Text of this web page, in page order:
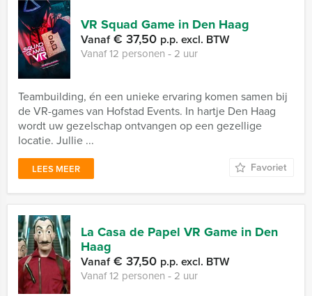
VR Squad Game in Den Haag
Vanaf€ 37,50 p.p. excl. BTW
Vanaf 12 personen ‐ 2 uur
Teambuilding, én een unieke ervaring komen samen bij
de VR-games van Hofstad Events. In hartje Den Haag
wordt uw gezelschap ontvangen op een gezellige
locatie. Jullie ...
LEES MEER Favoriet
La Casa de Papel VR Game in Den
Haag
Vanaf€ 37,50 p.p. excl. BTW
Vanaf 12 personen ‐ 2 uur